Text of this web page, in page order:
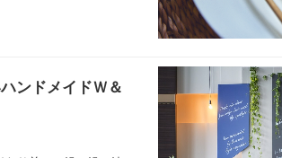
ンドメイドＷ＆